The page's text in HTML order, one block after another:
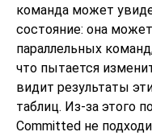
команда может
состояние: она
параллельных
что пытается
видит результаты
таблиц. Из-за этого
Committed не